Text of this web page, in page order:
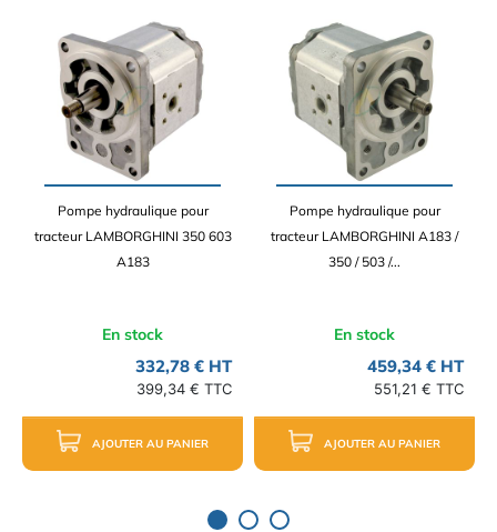
Pompe hydraulique pour
tracteur LAMBORGHINI 350 603
A183
En stock
332,78 € HT
399,34 € TTC
AJOUTER AU PANIER
Pompe hydraulique pour
tracteur LAMBORGHINI A183 /
350 / 503 /...
En stock
459,34 € HT
551,21 € TTC
AJOUTER AU PANIER